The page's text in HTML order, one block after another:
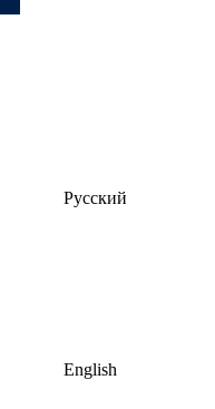
Русский
English